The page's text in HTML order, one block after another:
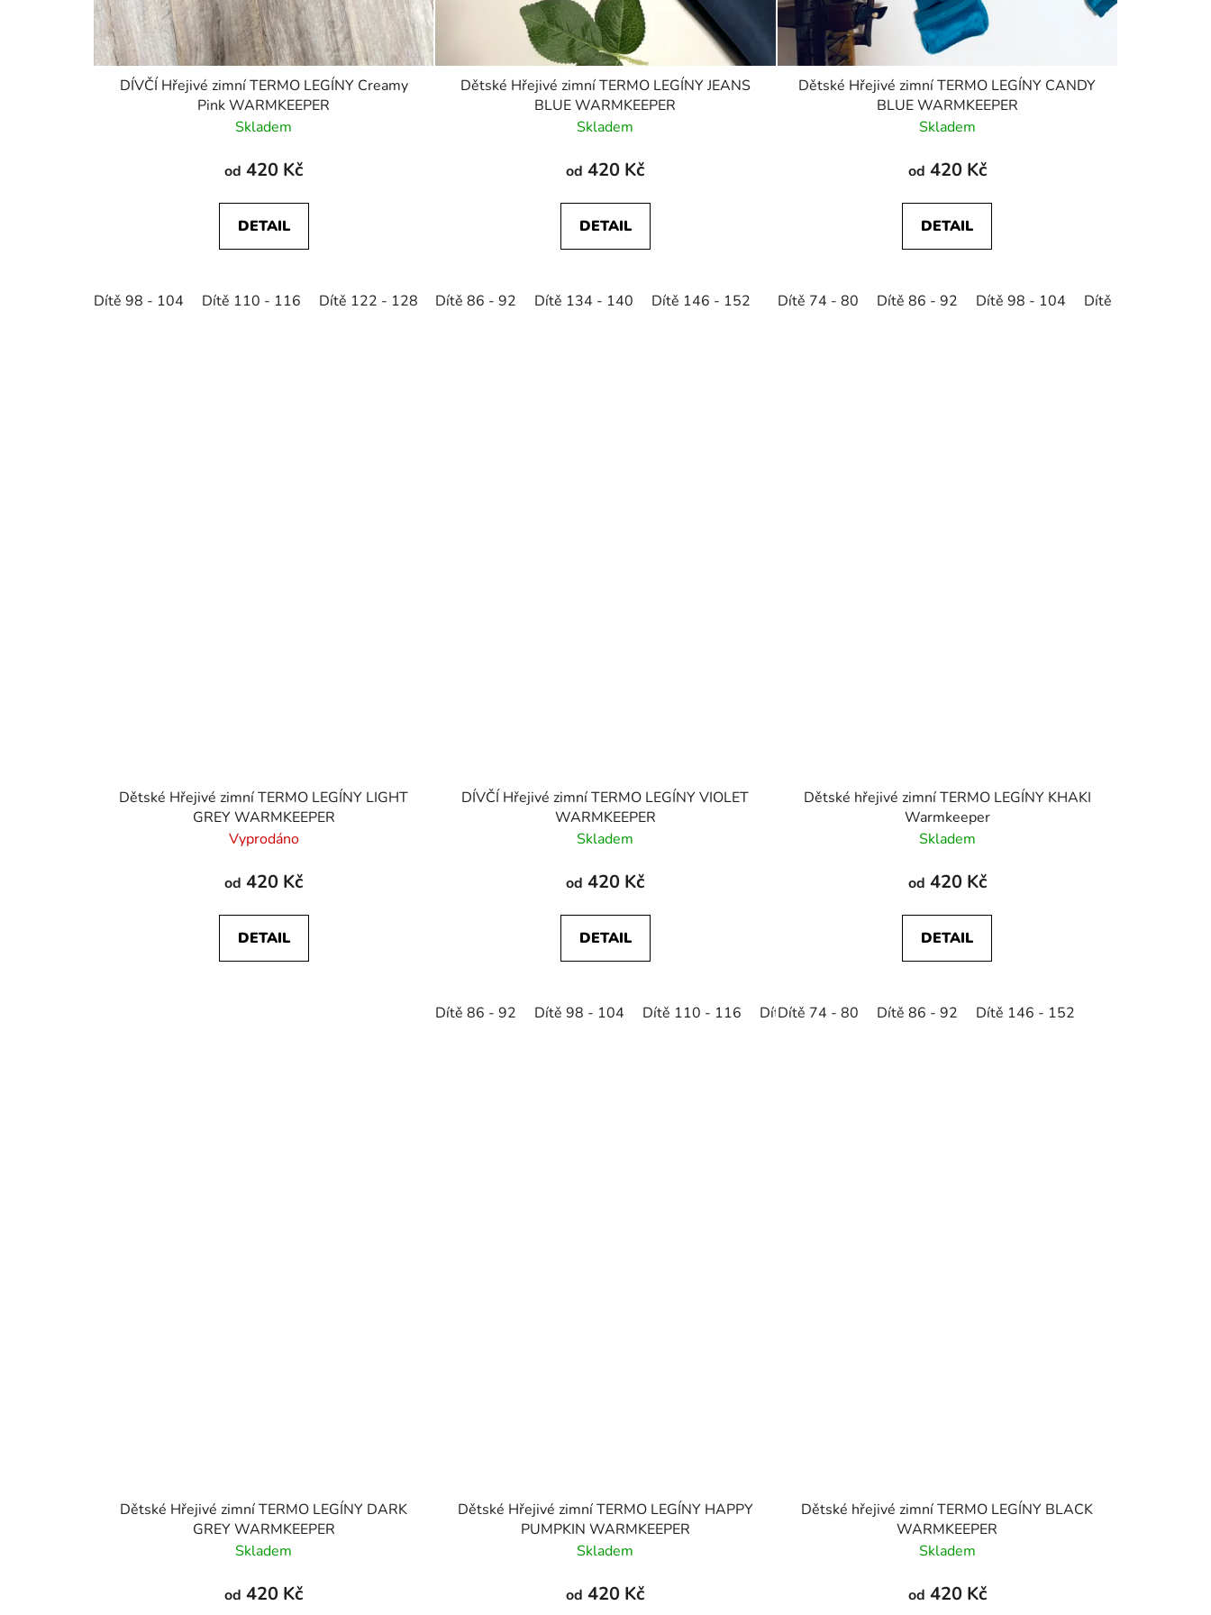
DÍVČÍ Hřejivé zimní TERMO LEGÍNY Creamy
Pink WARMKEEPER
Skladem
od 420 Kč
DETAIL
Dítě 98 - 104 Dítě 110 - 116 Dítě 122 - 128 Dítě 134 - 140 Dítě 146 - 152
Dětské Hřejivé zimní TERMO LEGÍNY JEANS
BLUE WARMKEEPER
Skladem
od 420 Kč
DETAIL
Dítě 86 - 92 Dítě 134 - 140 Dítě 146 - 152
Dětské Hřejivé zimní TERMO LEGÍNY CANDY
BLUE WARMKEEPER
Skladem
od 420 Kč
DETAIL
Dítě 74 - 80 Dítě 86 - 92 Dítě 98 - 104 Dítě 110 - 116
Dětské Hřejivé zimní TERMO LEGÍNY LIGHT
GREY WARMKEEPER
Vyprodáno
od 420 Kč
DETAIL
DÍVČÍ Hřejivé zimní TERMO LEGÍNY VIOLET
WARMKEEPER
Skladem
od 420 Kč
DETAIL
Dítě 86 - 92 Dítě 98 - 104 Dítě 110 - 116 Dítě 122 - 128 Dítě 134 - 140 Dítě 146 - 152
Dětské hřejivé zimní TERMO LEGÍNY KHAKI
Warmkeeper
Skladem
od 420 Kč
DETAIL
Dítě 74 - 80 Dítě 86 - 92 Dítě 146 - 152
Dětské Hřejivé zimní TERMO LEGÍNY DARK
GREY WARMKEEPER
Skladem
od 420 Kč
Dětské Hřejivé zimní TERMO LEGÍNY HAPPY
PUMPKIN WARMKEEPER
Skladem
od 420 Kč
Dětské hřejivé zimní TERMO LEGÍNY BLACK
WARMKEEPER
Skladem
od 420 Kč